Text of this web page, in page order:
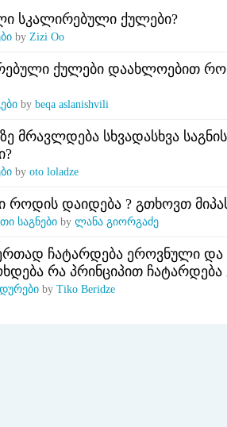
სკალირებული ქულები?
by Zizi Oo
ქულები დაახლოებით
by beqa aslanishvili
მრავლდება სხვადასხვა საგნის
by oto loladze
როდის დაიდება ? გთხოვთ
საგნები by ლანა გიორგაძე
ჩატარდება ეროვნული და
რა პრინციპით ჩატარდება
by Tiko Beridze